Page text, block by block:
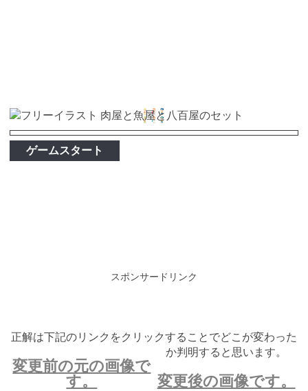
ゲームスタート
スポンサードリンク
正解は下記のリンクをクリックすることでどこが変わった
か判明すると思います。
変更前の元の画像で
す。
変更後の画像です。